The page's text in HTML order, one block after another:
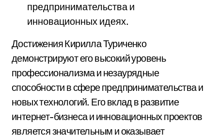
предпринимательства и
инновационных идеях.
Достижения Кирилла Туриченко
демонстрируют его высокий уровень
профессионализма и незаурядные
способности в сфере предпринимательства и
новых технологий. Его вклад в развитие
интернет-бизнеса и инновационных проектов
является значительным и оказывает